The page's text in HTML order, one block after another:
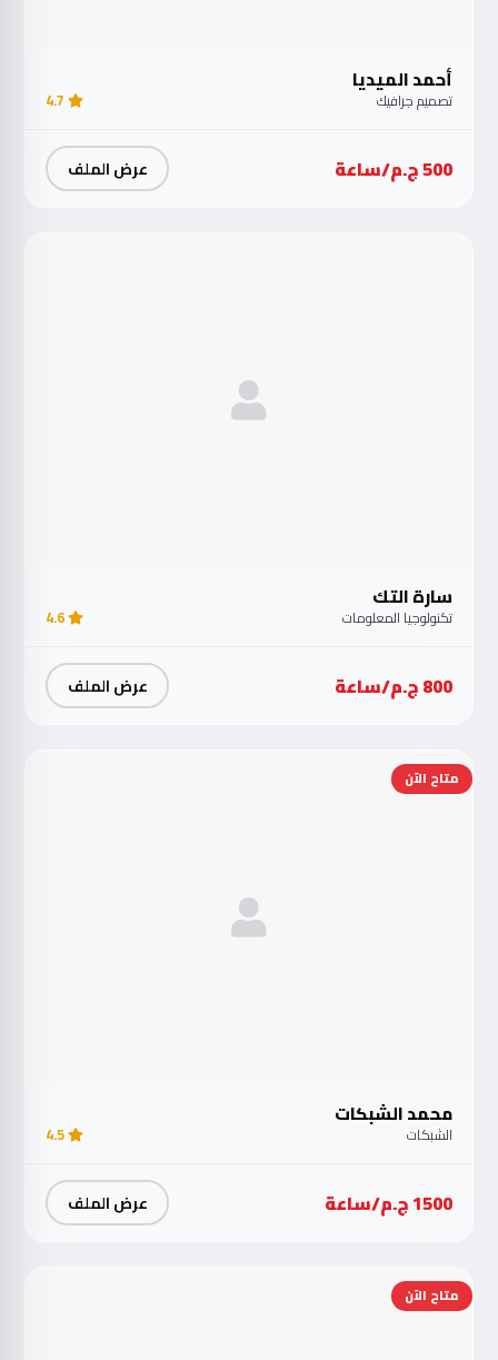
أحمد الميديا
تصميم جرافيك 4.7
500 ج.م/ساعة عرض الملف
سارة التك
تكنولوجيا المعلومات 4.6
800 ج.م/ساعة عرض الملف
متاح الآن
محمد الشبكات
الشبكات 4.5
1500 ج.م/ساعة عرض الملف
متاح الآن